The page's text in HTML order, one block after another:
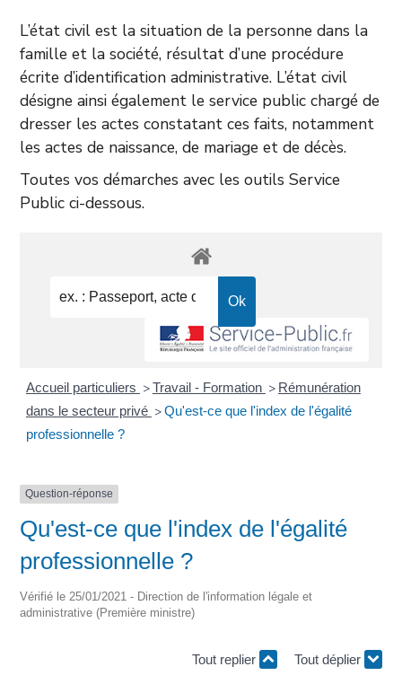
L’état civil est la situation de la personne dans la
famille et la société, résultat d’une procédure
écrite d’identification administrative. L’état civil
désigne ainsi également le service public chargé de
dresser les actes constatant ces faits, notamment
les actes de naissance, de mariage et de décès.
Toutes vos démarches avec les outils Service
Public ci-dessous.
Accueil particuliers >Travail - Formation > Rémunération
dans le secteur privé >Qu'est-ce que l'index de l'égalité
professionnelle ?
Question-réponse
Qu'est-ce que l'index de l'égalité
professionnelle ?
Vérifié le 25/01/2021 - Direction de l'information légale et
administrative (Première ministre)
Tout replier Tout déplier